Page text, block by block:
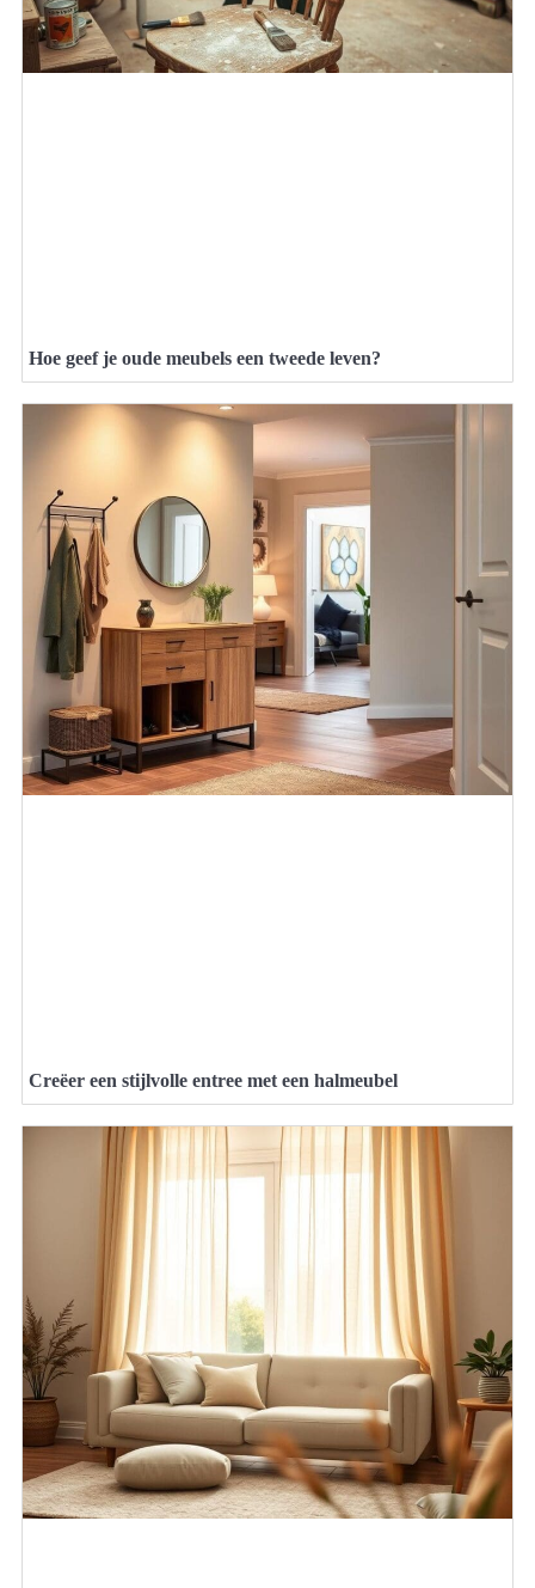
Hoe geef je oude meubels een tweede leven?
Creëer een stijlvolle entree met een halmeubel